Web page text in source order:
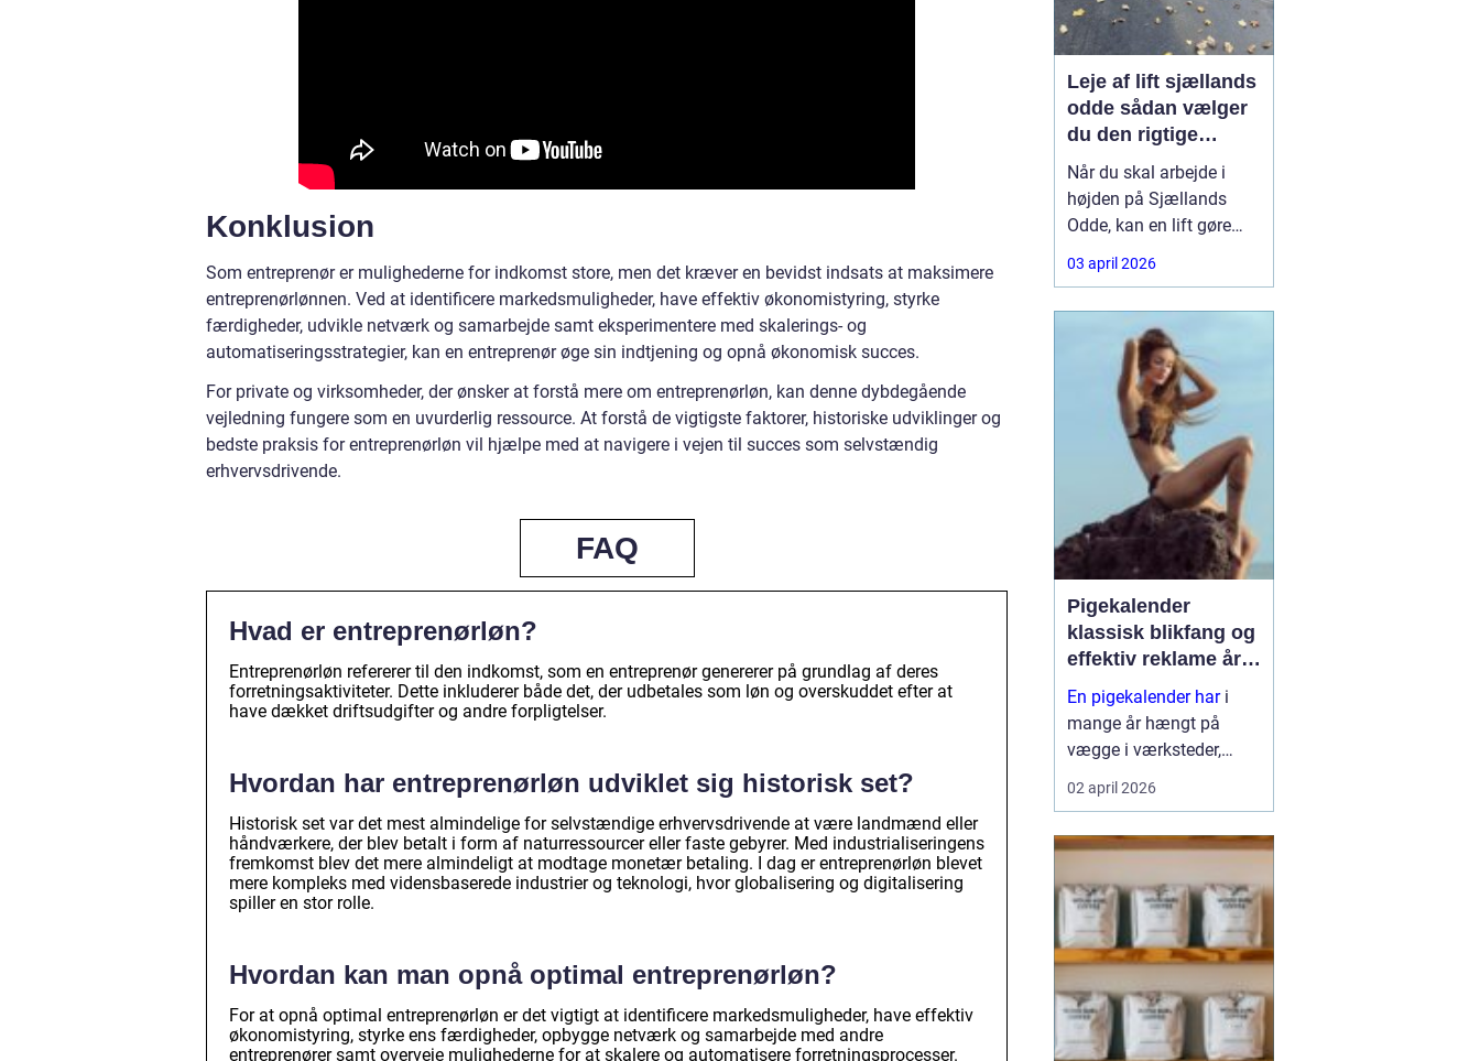
Konklusion
Som entreprenør er mulighederne for indkomst store, men det kræver en bevidst indsats at maksimere
entreprenørlønnen. Ved at identificere markedsmuligheder, have effektiv økonomistyring, styrke
færdigheder, udvikle netværk og samarbejde samt eksperimentere med skalerings- og
automatiseringsstrategier, kan en entreprenør øge sin indtjening og opnå økonomisk succes.
For private og virksomheder, der ønsker at forstå mere om entreprenørløn, kan denne dybdegående
vejledning fungere som en uvurderlig ressource. At forstå de vigtigste faktorer, historiske udviklinger og
bedste praksis for entreprenørløn vil hjælpe med at navigere i vejen til succes som selvstændig
erhvervsdrivende.
FAQ
Hvad er entreprenørløn?
Entreprenørløn refererer til den indkomst, som en entreprenør genererer på grundlag af deres
forretningsaktiviteter. Dette inkluderer både det, der udbetales som løn og overskuddet efter at
have dækket driftsudgifter og andre forpligtelser.
Hvordan har entreprenørløn udviklet sig historisk set?
Historisk set var det mest almindelige for selvstændige erhvervsdrivende at være landmænd eller
håndværkere, der blev betalt i form af naturressourcer eller faste gebyrer. Med industrialiseringens
fremkomst blev det mere almindeligt at modtage monetær betaling. I dag er entreprenørløn blevet
mere kompleks med vidensbaserede industrier og teknologi, hvor globalisering og digitalisering
spiller en stor rolle.
Hvordan kan man opnå optimal entreprenørløn?
For at opnå optimal entreprenørløn er det vigtigt at identificere markedsmuligheder, have effektiv
økonomistyring, styrke ens færdigheder, opbygge netværk og samarbejde med andre
entreprenører samt overveje mulighederne for at skalere og automatisere forretningsprocesser.
Leje af lift sjællands
odde sådan vælger
du den rigtige
løsning
Når du skal arbejde i
højden på Sjællands
Odde, kan en lift gøre
forskellen på en
besværlig og en
Hvad enten du skal
beskære træer, male
gavl, reparere tagrender
eller sætte nye skilte op,
03 april 2026
Pigekalender
klassisk blikfang og
effektiv reklame året
rundt
En pigekalender hari
mange år hængt på
vægge i værksteder,
lagerhaller og
frokoststuer over hele
et stykke tradition og
humor på
arbejdspladsen, for
andre er d...
02 april 2026